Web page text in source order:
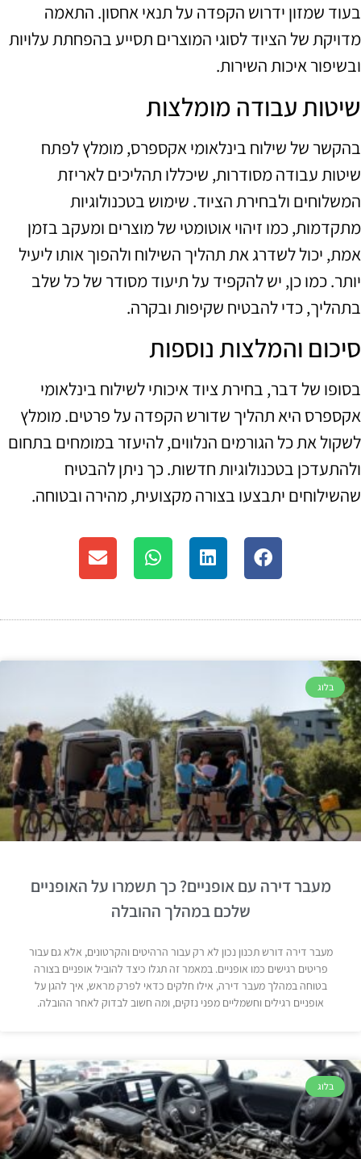
בעוד שמזון ידרוש הקפדה על תנאי אחסון. התאמה
מדויקת של הציוד לסוגי המוצרים תסייע בהפחתת עלויות
ובשיפור איכות השירות.
שיטות עבודה מומלצות
בהקשר של שילוח בינלאומי אקספרס, מומלץ לפתח
שיטות עבודה מסודרות, שיכללו תהליכים לאריזת
המשלוחים ולבחירת הציוד. שימוש בטכנולוגיות
מתקדמות, כמו זיהוי אוטומטי של מוצרים ומעקב בזמן
אמת, יכול לשדרג את תהליך השילוח ולהפוך אותו ליעיל
יותר. כמו כן, יש להקפיד על תיעוד מסודר של כל שלב
בתהליך, כדי להבטיח שקיפות ובקרה.
סיכום והמלצות נוספות
בסופו של דבר, בחירת ציוד איכותי לשילוח בינלאומי
אקספרס היא תהליך שדורש הקפדה על פרטים. מומלץ
לשקול את כל הגורמים הנלווים, להיעזר במומחים בתחום
ולהתעדכן בטכנולוגיות חדשות. כך ניתן להבטיח
שהשילוחים יתבצעו בצורה מקצועית, מהירה ובטוחה.
בלוג
מעבר דירה עם אופניים? כך תשמרו על האופניים
שלכם במהלך ההובלה
מעבר דירה דורש תכנון נכון לא רק עבור הרהיטים והקרטונים, אלא גם עבור
פריטים רגישים כמו אופניים. במאמר זה תגלו כיצד להוביל אופניים בצורה
בטוחה במהלך מעבר דירה, אילו חלקים כדאי לפרק מראש, איך להגן על
אופניים רגילים וחשמליים מפני נזקים, ומה חשוב לבדוק לאחר ההובלה.
בלוג